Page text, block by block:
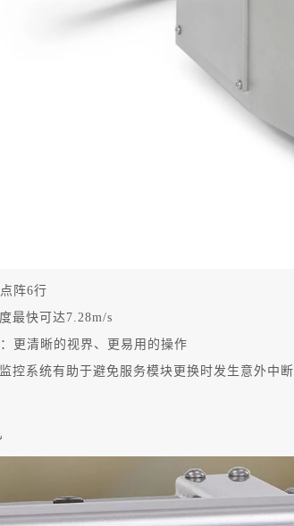
阵6行
最快可达7.28m/s
更清晰的视界、更易用的操作
控系统有助于避免服务模块更换时发生意外中断